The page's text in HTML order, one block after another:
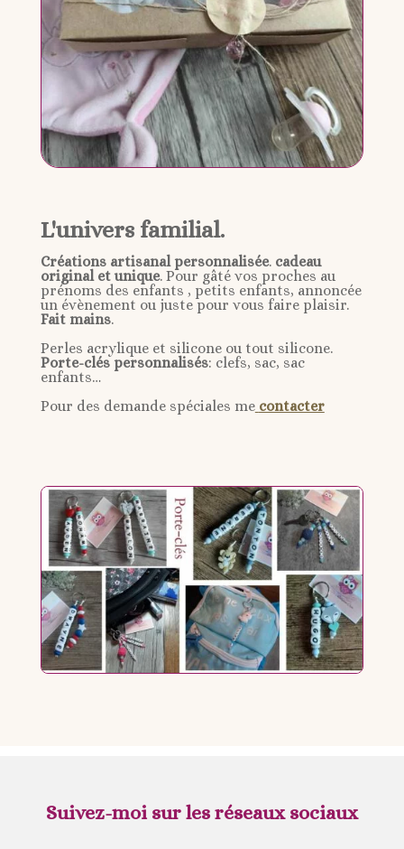
L'univers familial.
Créations artisanal personnalisée. cadeau
original et unique. Pour gâté vos proches au
prénoms des enfants , petits enfants, annoncée
un évènement ou juste pour vous faire plaisir.
Fait mains.
Perles acrylique et silicone ou tout silicone.
Porte-clés personnalisés: clefs, sac, sac
enfants…
Pour des demande spéciales me contacter
Suivez-moi sur les réseaux sociaux